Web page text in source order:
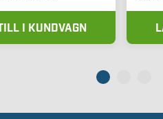
I KUNDVAGN